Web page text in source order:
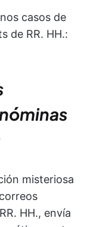
casos de
de RR. HH.:
misteriosa
HH., envía